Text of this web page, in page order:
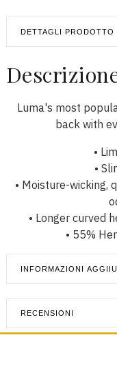
DETTAGLI PRODOTTO
Luma's most
back with
•
•
• Moisture-wicking,
• Longer curved
• 55%
INFORMAZIONI
RECENSIONI